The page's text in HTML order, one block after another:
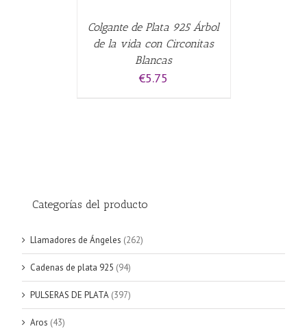
Colgante de Plata 925 Árbol
de la vida con Circonitas
Blancas
€5.75
Categorías del producto
Llamadores de Ángeles (262)
Cadenas de plata 925 (94)
PULSERAS DE PLATA (397)
Aros (43)